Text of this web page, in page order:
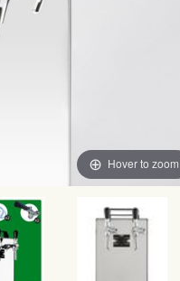
Hover to zoom